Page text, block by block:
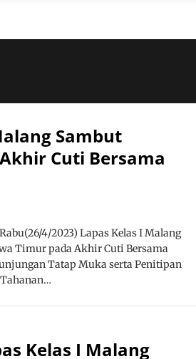
Sambut
Cuti Bersama
4/2023) Lapas Kelas I Malang
Timur pada Akhir Cuti Bersama
Tatap Muka serta Penitipan
Kelas I Malang